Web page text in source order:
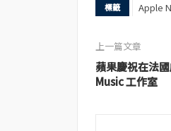
標籤 Apple
上一篇文章
蘋果慶祝在法
Music 工作室